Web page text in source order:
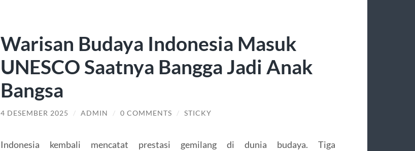
Warisan Budaya Indonesia Masuk
UNESCO Saatnya Bangga Jadi Anak
Bangsa
4 DESEMBER 2025 / ADMIN / 0 COMMENTS / STICKY
Indonesia kembali mencatat prestasi gemilang di dunia budaya. Tiga